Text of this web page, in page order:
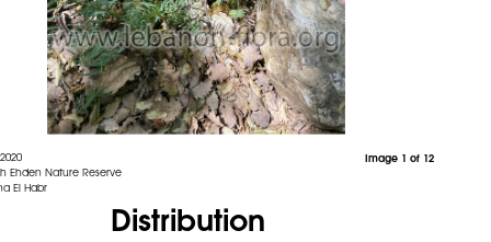
Ehden Nature Reserve
El Habr
Image 1 of 12
Distribution